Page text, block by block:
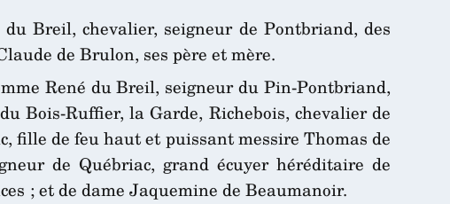
Breil, chevalier, seigneur de Pontbriand, des
de Brulon, ses père et mère.
René du Breil, seigneur du Pin-Pontbriand,
Bois-Ruffier, la Garde, Richebois, chevalier de
fille de feu haut et puissant messire Thomas de
de Québriac, grand écuyer héréditaire de
; et de dame Jaquemine de Beaumanoir.